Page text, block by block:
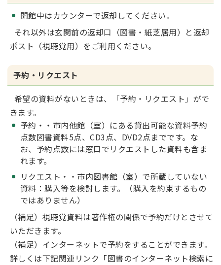
開館中はカウンターで返却してください。
それ以外は玄関前の返却口（図書・紙芝居用）と返却
ポスト（視聴覚用）をご利用ください。
予約・リクエスト
希望の資料がないときは、「予約・リクエスト」がで
きます。
予約・・市内他館（室）にある貸出可能な資料予約
点数図書資料5点、CD3点、DVD2点までです。な
お、予約点数には窓口でリクエストした資料も含ま
れます。
リクエスト・・市内図書館（室）で所蔵していない
資料：購入等を検討します。（購入を約束するもの
ではありません）
（補足）視聴覚資料は著作権の関係で予約だけとさせて
いただきます。
（補足）インターネットで予約をすることができます。
詳しくは下記関連リンク「図書のインターネット検索に